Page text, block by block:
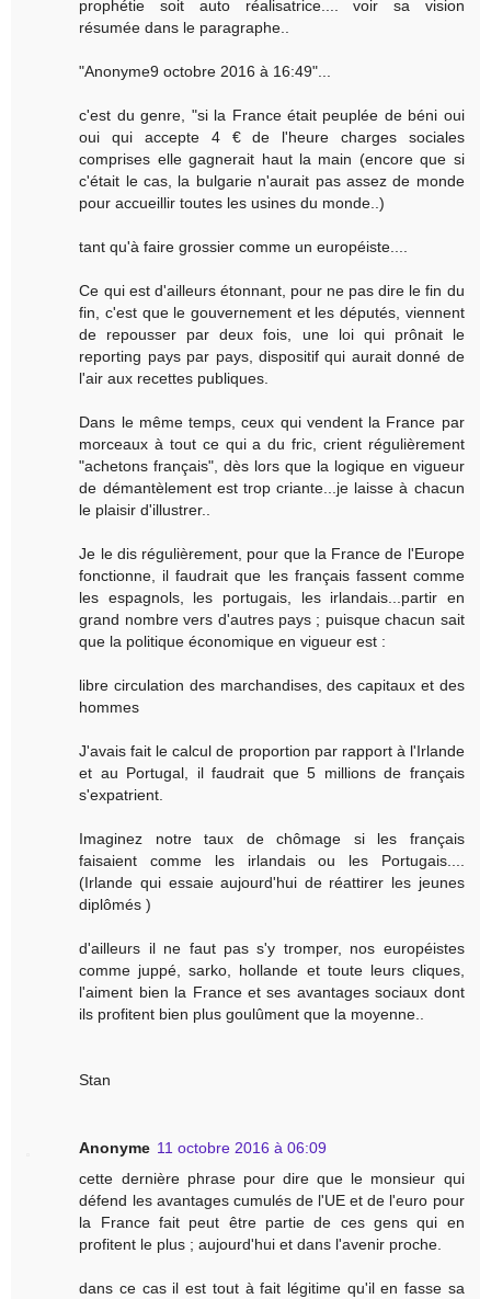
prophétie soit auto réalisatrice.... voir sa vision
résumée dans le paragraphe..
"Anonyme9 octobre 2016 à 16:49"...
c'est du genre, "si la France était peuplée de béni oui
oui qui accepte 4 € de l'heure charges sociales
comprises elle gagnerait haut la main (encore que si
c'était le cas, la bulgarie n'aurait pas assez de monde
pour accueillir toutes les usines du monde..)
tant qu'à faire grossier comme un européiste....
Ce qui est d'ailleurs étonnant, pour ne pas dire le fin du
fin, c'est que le gouvernement et les députés, viennent
de repousser par deux fois, une loi qui prônait le
reporting pays par pays, dispositif qui aurait donné de
l'air aux recettes publiques.
Dans le même temps, ceux qui vendent la France par
morceaux à tout ce qui a du fric, crient régulièrement
"achetons français", dès lors que la logique en vigueur
de démantèlement est trop criante...je laisse à chacun
le plaisir d'illustrer..
Je le dis régulièrement, pour que la France de l'Europe
fonctionne, il faudrait que les français fassent comme
les espagnols, les portugais, les irlandais...partir en
grand nombre vers d'autres pays ; puisque chacun sait
que la politique économique en vigueur est :
libre circulation des marchandises, des capitaux et des
hommes
J'avais fait le calcul de proportion par rapport à l'Irlande
et au Portugal, il faudrait que 5 millions de français
s'expatrient.
Imaginez notre taux de chômage si les français
faisaient comme les irlandais ou les Portugais....
(Irlande qui essaie aujourd'hui de réattirer les jeunes
diplômés )
d'ailleurs il ne faut pas s'y tromper, nos européistes
comme juppé, sarko, hollande et toute leurs cliques,
l'aiment bien la France et ses avantages sociaux dont
ils profitent bien plus goulûment que la moyenne..
Stan
Anonyme 11 octobre 2016 à 06:09
cette dernière phrase pour dire que le monsieur qui
défend les avantages cumulés de l'UE et de l'euro pour
la France fait peut être partie de ces gens qui en
profitent le plus ; aujourd'hui et dans l'avenir proche.
dans ce cas il est tout à fait légitime qu'il en fasse sa